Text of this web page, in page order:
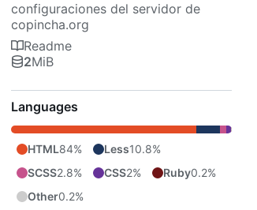
configuraciones del servidor de
copincha.org
Readme
2MiB
Languages
HTML84% Less10.8%
SCSS2.8% CSS2% Ruby0.2%
Other0.2%